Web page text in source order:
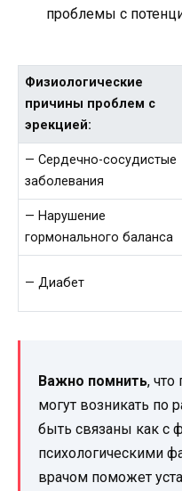
проблемы с
Физиологические
причины проблем с
эрекцией:
— Сердечно-сосудистые
заболевания
— Нарушение
гормонального баланса
— Диабет
Важно помнить,
могут возникать по
быть связаны как с
психологическими
врачом поможет